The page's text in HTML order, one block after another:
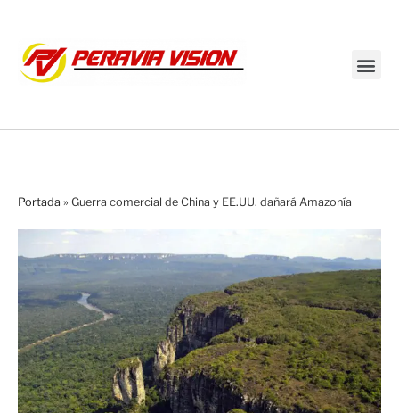
Portada » Guerra comercial de China y EE.UU. dañará Amazonía